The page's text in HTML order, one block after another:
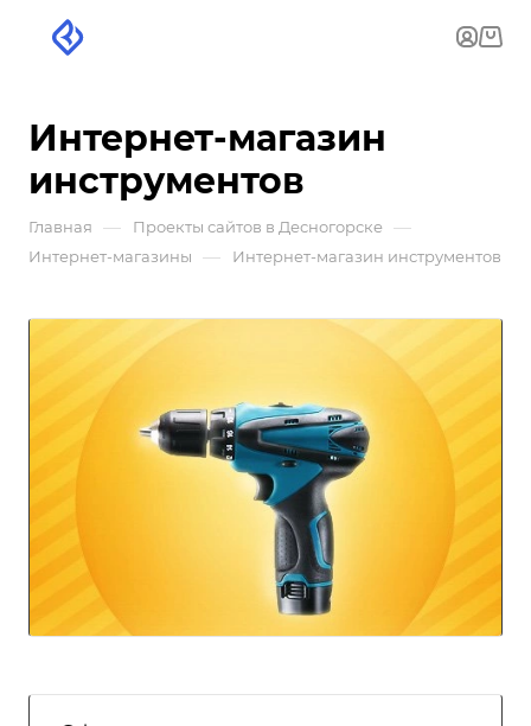
Интернет-магазин
инструментов
Главная — Проекты сайтов в Десногорске —
Интернет-магазины — Интернет-магазин инструментов